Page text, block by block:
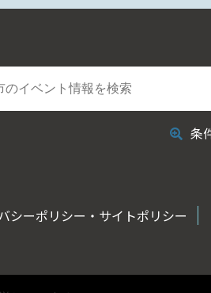
シーポリシー・サイトポリシー
条